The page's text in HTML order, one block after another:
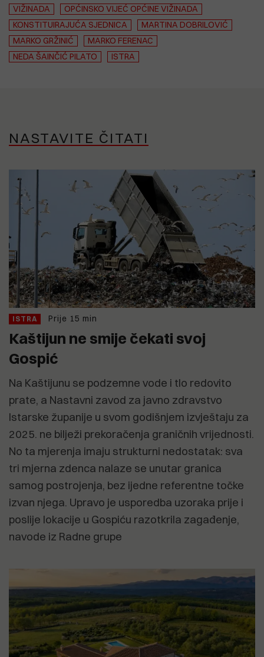
VIŽINADA
OPĆINSKO VIJEĆ OPĆINE VIŽINADA
KONSTITUIRAJUĆA SJEDNICA
MARTINA DOBRILOVIĆ
MARKO GRŽINIĆ
MARKO FERENAC
NEDA ŠAINČIĆ PILATO
ISTRA
NASTAVITE ČITATI
ISTRA Prije 15 min
Kaštijun ne smije čekati svoj
Gospić
Na Kaštijunu se podzemne vode i tlo redovito
prate, a Nastavni zavod za javno zdravstvo
Istarske županije u svom godišnjem izvještaju za
2025. ne bilježi prekoračenja graničnih vrijednosti.
No ta mjerenja imaju strukturni nedostatak: sva
tri mjerna zdenca nalaze se unutar granica
samog postrojenja, bez ijedne referentne točke
izvan njega. Upravo je usporedba uzoraka prije i
poslije lokacije u Gospiću razotkrila zagađenje,
navode iz Radne grupe